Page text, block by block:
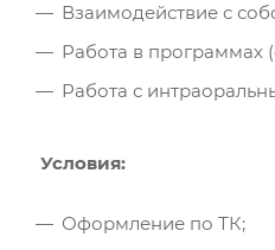
Взаимодействие с
Работа в программах
Работа с
Условия:
Оформление по ТК;